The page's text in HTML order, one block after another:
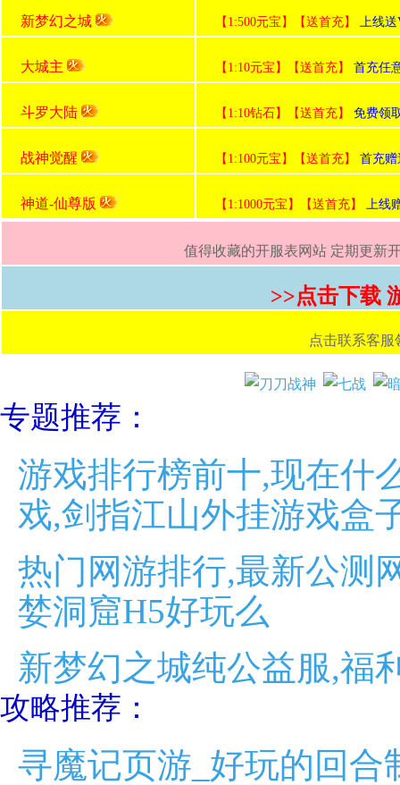
新梦幻之城 【1:500元宝】【送首充】 上线送
大城主 【1:10元宝】【送首充】 首充任
斗罗大陆 【1:10钻石】【送首充】 免费领
战神觉醒 【1:100元宝】【送首充】 首充
神道-仙尊版 【1:1000元宝】【送首充】 上线
值得收藏的开服表网站 定期更新
>>点击下载
点击联系客服
专题推荐：
游戏排行榜前十,现在什
戏,剑指江山外挂游戏盒
热门网游排行,最新公测
婪洞窟H5好玩么
新梦幻之城纯公益服,福
攻略推荐：
寻魔记页游_好玩的回